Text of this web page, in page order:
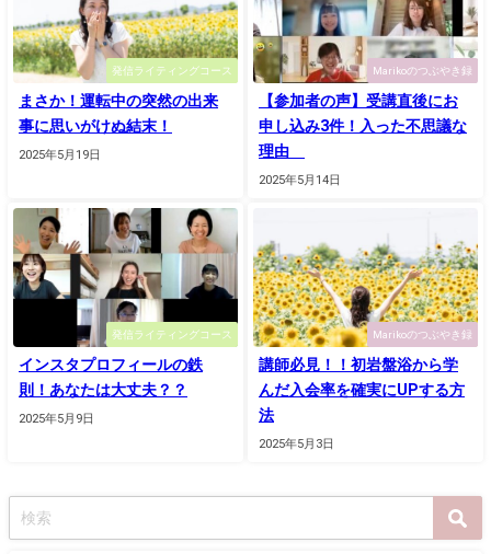
発信ライティングコース
まさか！運転中の突然の出来
事に思いがけぬ結末！
2025年5月19日
Marikoのつぶやき録
【参加者の声】受講直後にお
申し込み3件！入った不思議な
理由
2025年5月14日
発信ライティングコース
インスタプロフィールの鉄
則！あなたは大丈夫？？
2025年5月9日
Marikoのつぶやき録
講師必見！！初岩盤浴から学
んだ入会率を確実にUPする方
法
2025年5月3日